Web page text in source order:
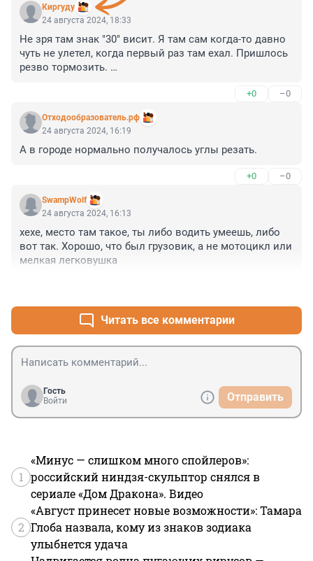
Киргуду
24 августа 2024, 18:33
Не зря там знак "30" висит. Я там сам когда-то давно
чуть не улетел, когда первый раз там ехал. Пришлось
резво тормозить.
городской дороге. Там же лес. Домов нет, ничего не
мешает привести к нормам.
+0 –0
Отходообразователь.рф
24 августа 2024, 16:19
А в городе нормально получалось углы резать.
+0 –0
SwampWolf
24 августа 2024, 16:13
хехе, место там такое, ты либо водить умеешь, либо
вот так. Хорошо, что был грузовик, а не мотоцикл или
мелкая легковушка
Читать все комментарии
Гость
Войти
Отправить
1
«Минус — слишком много спойлеров»:
российский ниндзя-скульптор снялся в
сериале «Дом Дракона». Видео
2
«Август принесет новые возможности»: Тамара
Глоба назвала, кому из знаков зодиака
улыбнется удача